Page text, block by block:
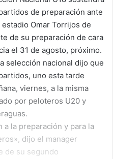
de preparación ante
Omar Torrijos de
de su preparación de cara
el 31 de agosto, próximo.
selección nacional dijo que
uno esta tarde
viernes, a la misma
por peloteros U20 y
a la preparación y para la
dijo el manager
de su segundo